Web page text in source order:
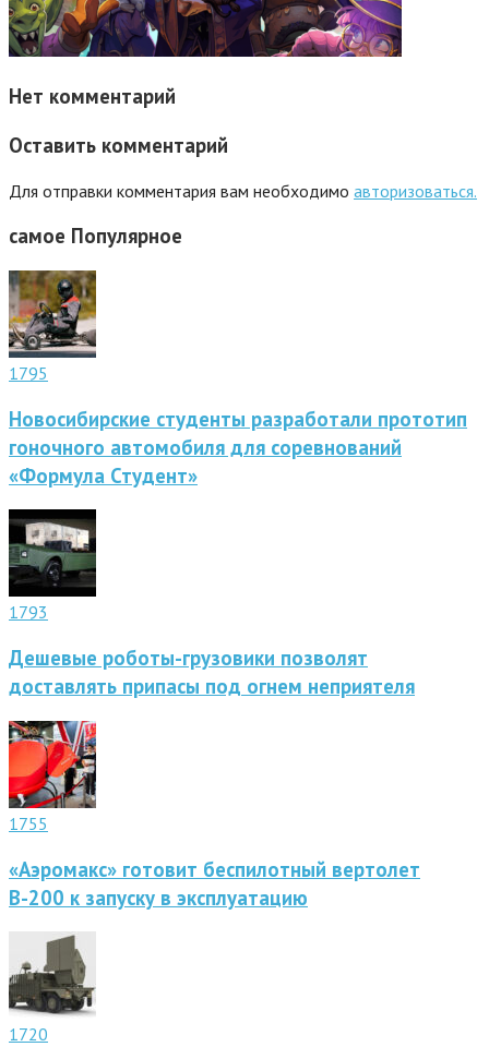
Нет комментарий
Оставить комментарий
Для отправки комментария вам необходимо авторизоваться.
самое Популярное
1795
Новосибирские студенты разработали прототип
гоночного автомобиля для соревнований
«Формула Студент»
1793
Дешевые роботы-грузовики позволят
доставлять припасы под огнем неприятеля
1755
«Аэромакс» готовит беспилотный вертолет
В-200 к запуску в эксплуатацию
1720